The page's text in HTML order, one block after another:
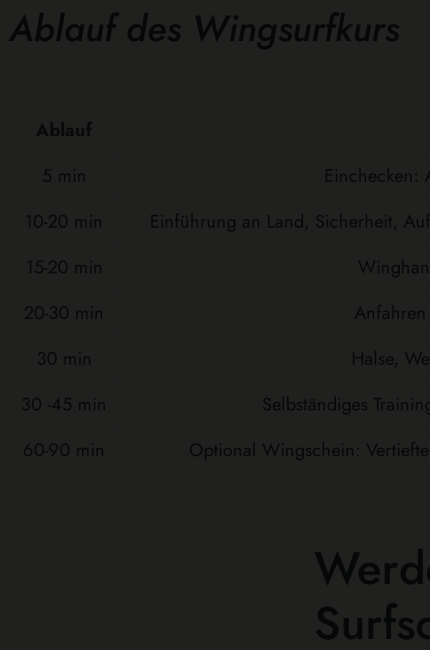
Ablauf des Wingsurfkurs
5 min
Einchecken:
10-20 min
Einführung an Land, Sicherheit,
15-20 min
20-30 min
30 min
Halse,
30 -45 min
Selbständiges
60-90 min
Optional Wingschein: